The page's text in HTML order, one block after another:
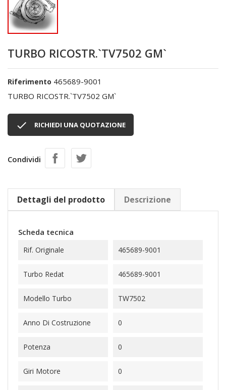
TURBO RICOSTR.`TV7502 GM`
Riferimento 465689-9001
TURBO RICOSTR.`TV7502 GM`
 RICHIEDI UNA QUOTAZIONE
Condividi
Dettagli del prodotto Descrizione
Scheda tecnica
Rif. Originale 465689-9001
Turbo Redat 465689-9001
Modello Turbo TW7502
Anno Di Costruzione 0
Potenza 0
Giri Motore 0